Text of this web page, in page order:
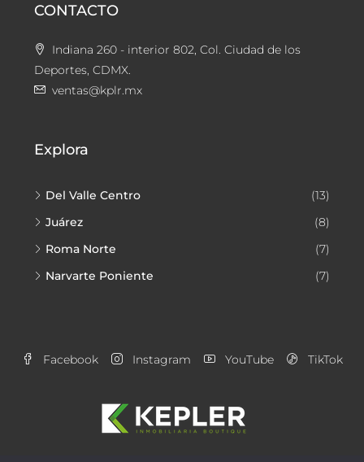
CONTACTO
Indiana 260 - interior 802, Col. Ciudad de los
Deportes, CDMX.
ventas@kplr.mx
Explora
Del Valle Centro
(13)
Juárez
(8)
Roma Norte
(7)
Narvarte Poniente
(7)
Facebook Instagram YouTube TikTok